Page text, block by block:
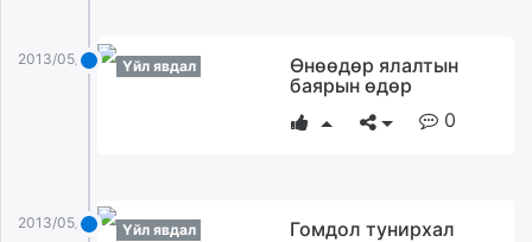
2013/05/08 Үйл явдал
Өнөөдөр ялалтын
баярын өдөр
0
2013/05/08 Үйл явдал
Гомдол тунирхал